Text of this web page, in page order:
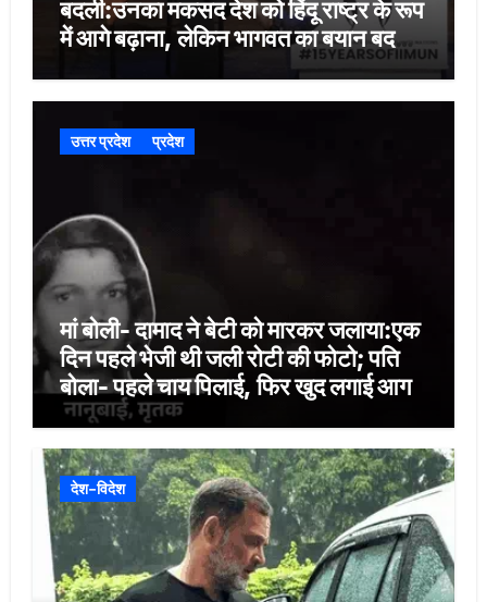
बदली:उनका मकसद देश को हिंदू राष्ट्र के रूप
में आगे बढ़ाना, लेकिन भागवत का बयान बदलाव
उत्तर प्रदेश प्रदेश
मां बोली- दामाद ने बेटी को मारकर जलाया:एक
दिन पहले भेजी थी जली रोटी की फोटो; पति
बोला- पहले चाय पिलाई, फिर खुद लगाई आग
देश-विदेश